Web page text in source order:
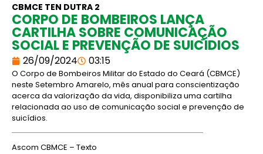
CBMCE TEN DUTRA 2
CORPO DE BOMBEIROS LANÇA
CARTILHA SOBRE COMUNICAÇÃO
SOCIAL E PREVENÇÃO DE SUICÍDIOS
26/09/2024 03:15
O Corpo de Bombeiros Militar do Estado do Ceará (CBMCE)
neste Setembro Amarelo, mês anual para conscientização
acerca da valorização da vida, disponibiliza uma cartilha
relacionada ao uso de comunicação social e prevenção de
suicídios.
Ascom CBMCE – Texto